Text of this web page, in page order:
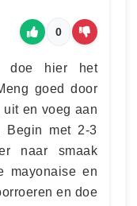
0
doe hier het
goed door
uit en voeg aan
Begin met 2-3
naar smaak
mayonaise en
en doe